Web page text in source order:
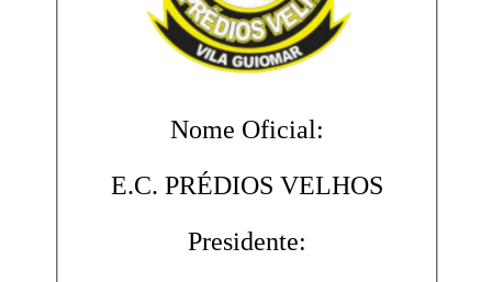
Nome Oficial:
E.C. PRÉDIOS VELHOS
Presidente: